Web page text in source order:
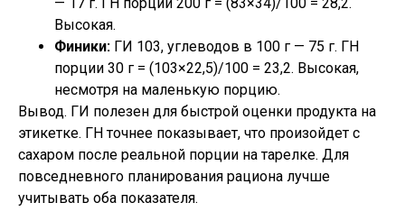
Высокая.
Финики: ГИ 103, углеводов в 100 г — 75 г. ГН
порции 30 г = (103×22,5)/100 = 23,2. Высокая,
несмотря на маленькую порцию.
Вывод. ГИ полезен для быстрой оценки продукта на
этикетке. ГН точнее показывает, что произойдет с
сахаром после реальной порции на тарелке. Для
повседневного планирования рациона лучше
учитывать оба показателя.